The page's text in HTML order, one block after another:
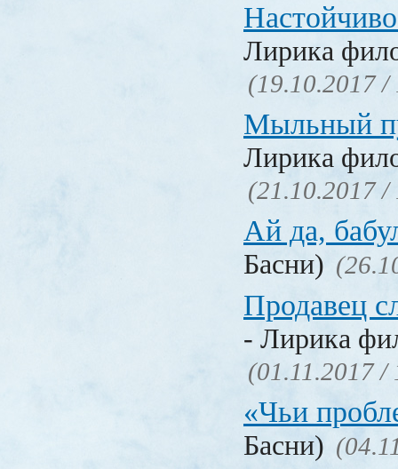
Лирика
(19.10.2017 /
Мыльный
Лирика
(21.10.2017 /
Ай да,
Басни)
Продавец
- Лирика
(01.11.2017 /
«Чьи
Басни)